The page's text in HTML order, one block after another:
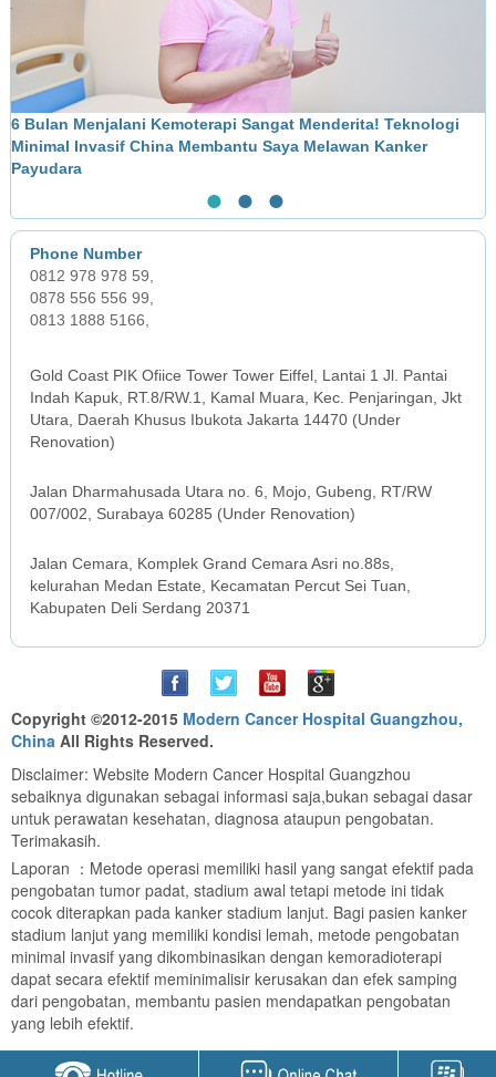
6 Bulan Menjalani Kemoterapi Sangat Menderita! Teknologi
Minimal Invasif China Membantu Saya Melawan Kanker
Payudara
● ● ●
0812 978 978 59,
0878 556 556 99,
0813 1888 5166,
Gold Coast PIK Ofiice Tower Tower Eiffel, Lantai 1 Jl. Pantai
Indah Kapuk, RT.8/RW.1, Kamal Muara, Kec. Penjaringan, Jkt
Utara, Daerah Khusus Ibukota Jakarta 14470 (Under
Renovation)
Jalan Dharmahusada Utara no. 6, Mojo, Gubeng, RT/RW
007/002, Surabaya 60285 (Under Renovation)
Jalan Cemara, Komplek Grand Cemara Asri no.88s,
kelurahan Medan Estate, Kecamatan Percut Sei Tuan,
Kabupaten Deli Serdang 20371
Copyright ©2012-2015 Modern Cancer Hospital Guangzhou,
China All Rights Reserved.
Disclaimer: Website Modern Cancer Hospital Guangzhou
sebaiknya digunakan sebagai informasi saja,bukan sebagai dasar
untuk perawatan kesehatan, diagnosa ataupun pengobatan.
Terimakasih.
Laporan ：Metode operasi memiliki hasil yang sangat efektif pada
pengobatan tumor padat, stadium awal tetapi metode ini tidak
cocok diterapkan pada kanker stadium lanjut. Bagi pasien kanker
stadium lanjut yang memiliki kondisi lemah, metode pengobatan
minimal invasif yang dikombinasikan dengan kemoradioterapi
dapat secara efektif meminimalisir kerusakan dan efek samping
dari pengobatan, membantu pasien mendapatkan pengobatan
yang lebih efektif.